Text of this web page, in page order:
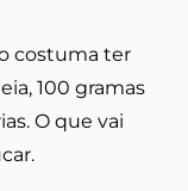
costuma ter
100 gramas
O que vai